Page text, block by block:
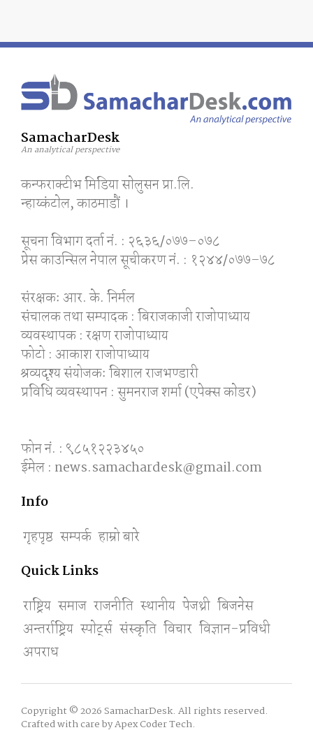
SamacharDesk
An analytical perspective
कन्फराक्टीभ मिडिया साेलुसन प्रा.लि.
न्हाय्कंटाेल, काठमाडाैं ।
सूचना विभाग दर्ता नं. : २६३६/०७७–०७८
प्रेस काउन्सिल नेपाल सूचीकरण नं. : १२४४/०७७–७८
संरक्षकः आर. के. निर्मल
संचालक तथा सम्पादक : बिराजकाजी राजोपाध्याय
व्यवस्थापक : रक्षण राजोपाध्याय
फोटो : आकाश राजोपाध्याय
श्रव्यदृश्य संयोजकः बिशाल राजभण्डारी
प्रविधि व्यवस्थापन : सुमनराज शर्मा (एपेक्स काेडर)
फोन नं. : ९८५१२२३४५०
ईमेल : news.samachardesk@gmail.com
Info
गृहपृष्ठ सम्पर्क हाम्रो बारे
Quick Links
राष्ट्रिय समाज राजनीति स्थानीय पेजथ्री बिजनेस
अन्तर्राष्ट्रिय स्पाेर्ट्स संस्कृति विचार विज्ञान-प्रविधी
अपराध
Copyright © 2026 SamacharDesk. All rights reserved.
Crafted with care byApex Coder Tech.